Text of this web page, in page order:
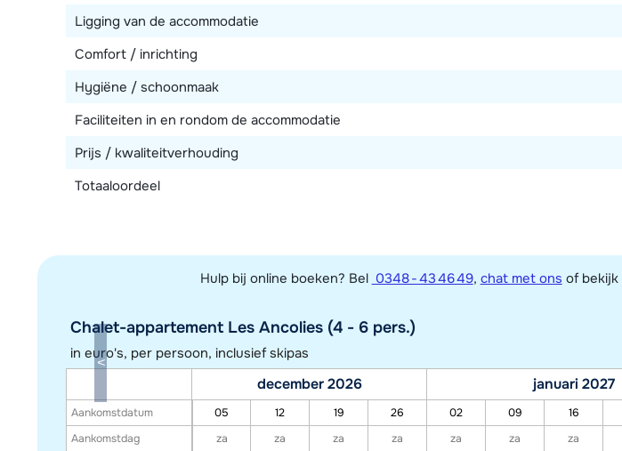
Ligging van de accommodatie
Comfort / inrichting
Hygiëne / schoonmaak
Faciliteiten in en rondom de accommodatie
Prijs / kwaliteitverhouding
Totaaloordeel
Hulp bij online boeken? Bel 0348 - 43 46 49, chat met ons of bekijk
Chalet-appartement Les Ancolies (4 - 6 pers.)
in euro's, per persoon, inclusief skipas
Aankomstdatum
Aankomstdag
december 2026 januari 2027
05 12 19 26 02 09 16
za
za za za za za za